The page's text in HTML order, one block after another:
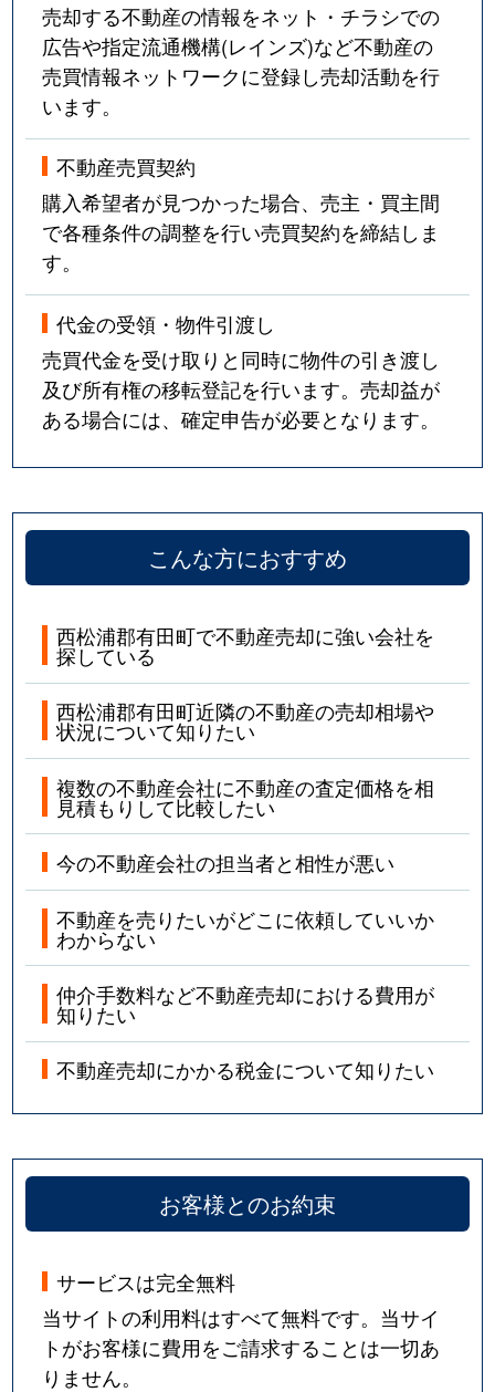
売却する不動産の情報をネット・チラシでの
広告や指定流通機構(レインズ)など不動産の
売買情報ネットワークに登録し売却活動を行
います。
不動産売買契約
購入希望者が見つかった場合、売主・買主間
で各種条件の調整を行い売買契約を締結しま
す。
代金の受領・物件引渡し
売買代金を受け取りと同時に物件の引き渡し
及び所有権の移転登記を行います。売却益が
ある場合には、確定申告が必要となります。
こんな方におすすめ
西松浦郡有田町で不動産売却に強い会社を
探している
西松浦郡有田町近隣の不動産の売却相場や
状況について知りたい
複数の不動産会社に不動産の査定価格を相
見積もりして比較したい
今の不動産会社の担当者と相性が悪い
不動産を売りたいがどこに依頼していいか
わからない
仲介手数料など不動産売却における費用が
知りたい
不動産売却にかかる税金について知りたい
お客様とのお約束
サービスは完全無料
当サイトの利用料はすべて無料です。当サイ
トがお客様に費用をご請求することは一切あ
りません。